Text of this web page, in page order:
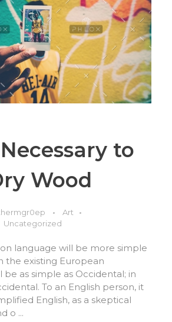
to
Wood
Art
Uncategorized
language will be more simple
the existing European
be as simple as Occidental; in
To an English person, it
English, as a skeptical
o ...